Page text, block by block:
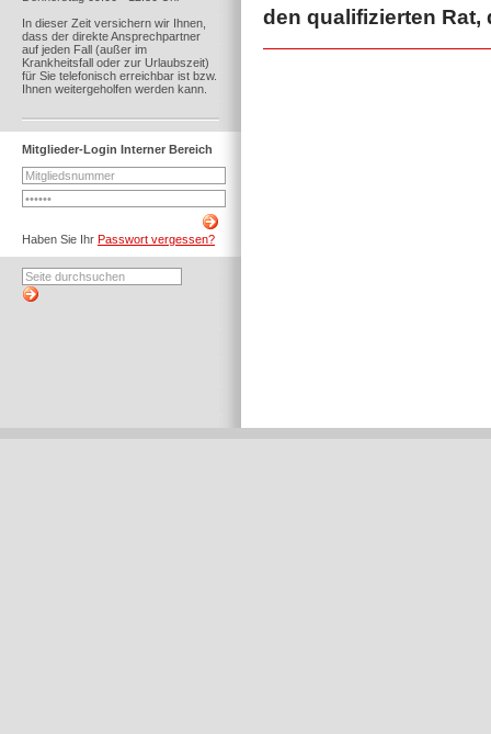
In dieser Zeit versichern wir Ihnen,
dass der direkte Ansprechpartner
auf jeden Fall (außer im
Krankheitsfall oder zur Urlaubszeit)
für Sie telefonisch erreichbar ist bzw.
Ihnen weitergeholfen werden kann.
Mitglieder-Login Interner Bereich
Haben Sie Ihr Passwort vergessen?
den qualifizierten Rat,